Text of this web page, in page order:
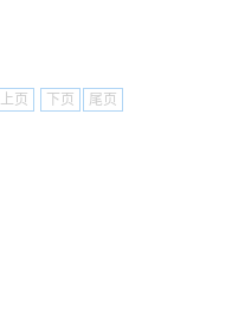
上页 下页 尾页